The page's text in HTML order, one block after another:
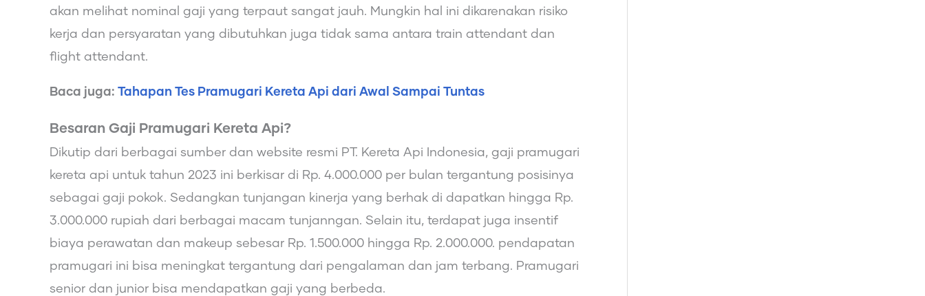
akan melihat nominal gaji yang terpaut sangat jauh. Mungkin hal ini dikarenakan risiko
kerja dan persyaratan yang dibutuhkan juga tidak sama antara train attendant dan
flight attendant.
Baca juga: Tahapan Tes Pramugari Kereta Api dari Awal Sampai Tuntas
Besaran Gaji Pramugari Kereta Api?
Dikutip dari berbagai sumber dan website resmi PT. Kereta Api Indonesia, gaji pramugari
kereta api untuk tahun 2023 ini berkisar di Rp. 4.000.000 per bulan tergantung posisinya
sebagai gaji pokok. Sedangkan tunjangan kinerja yang berhak di dapatkan hingga Rp.
3.000.000 rupiah dari berbagai macam tunjanngan. Selain itu, terdapat juga insentif
biaya perawatan dan makeup sebesar Rp. 1.500.000 hingga Rp. 2.000.000. pendapatan
pramugari ini bisa meningkat tergantung dari pengalaman dan jam terbang. Pramugari
senior dan junior bisa mendapatkan gaji yang berbeda.